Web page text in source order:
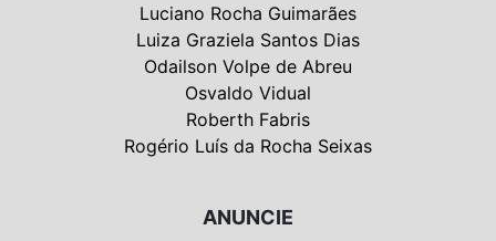
Luciano Rocha Guimarães
Luiza Graziela Santos Dias
Odailson Volpe de Abreu
Osvaldo Vidual
Roberth Fabris
Rogério Luís da Rocha Seixas
ANUNCIE